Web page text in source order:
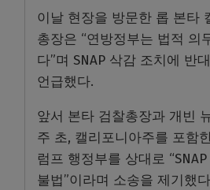
이날 현장을 방문한 롭 본타
총장은 “연방정부는 법적 의
다”며 SNAP 삭감 조치에 반
언급했다.
앞서 본타 검찰총장과 개빈
주 초, 캘리포니아주를 포함
럼프 행정부를 상대로
불법”이라며 소송을 제기했